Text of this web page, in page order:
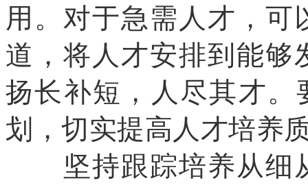
用。对于急需人才，
道，将人才安排到能够
扬长补短，人尽其才。
划，切实提高人才培养
坚持跟踪培养从细